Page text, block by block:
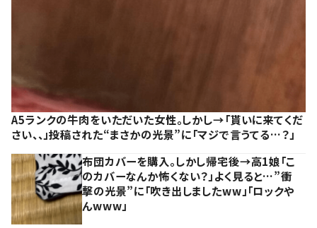
A5ランクの牛肉をいただいた女性。しかし→「貰いに来てくだ
さい、、」投稿された“まさかの光景”に「マジで言うてる…？」
布団カバーを購入。しかし帰宅後→高1娘「こ
のカバーなんか怖くない？」よく見ると…”衝
撃の光景”に「吹き出しましたww」「ロックや
んwww」